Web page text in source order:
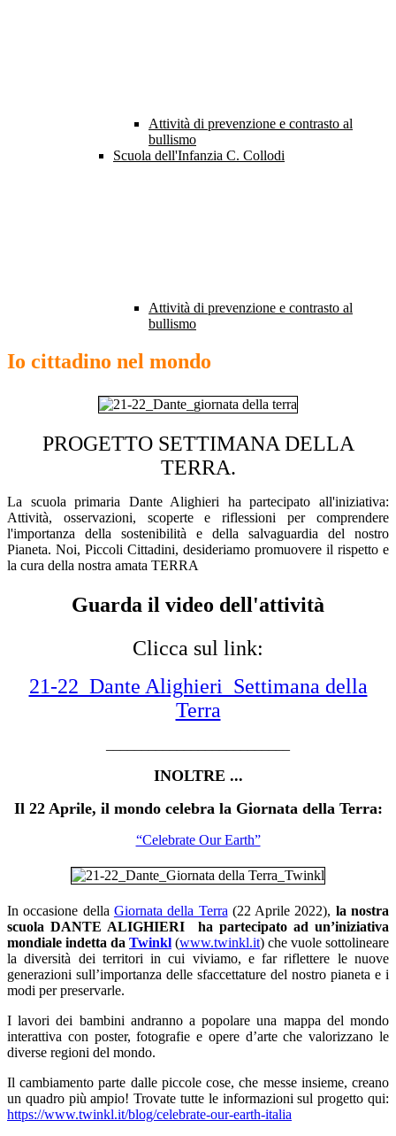
Attività di prevenzione e contrasto al
bullismo
Scuola dell'Infanzia C. Collodi
Attività di prevenzione e contrasto al
bullismo
Io cittadino nel mondo
PROGETTO SETTIMANA DELLA
TERRA.
La scuola primaria Dante Alighieri ha partecipato all'iniziativa:
Attività, osservazioni, scoperte e riflessioni per comprendere
l'importanza della sostenibilità e della salvaguardia del nostro
Pianeta. Noi, Piccoli Cittadini, desideriamo promuovere il rispetto e
la cura della nostra amata TERRA
Guarda il video dell'attività
Clicca sul link:
21-22_Dante Alighieri_Settimana della
Terra
INOLTRE ...
Il 22 Aprile, il mondo celebra la Giornata della Terra:
“Celebrate Our Earth”
In occasione della Giornata della Terra(22 Aprile 2022), la nostra
scuola DANTE ALIGHIERI ha partecipato ad un’iniziativa
mondiale indetta da Twinkl (www.twinkl.it) che vuole sottolineare
la diversità dei territori in cui viviamo, e far riflettere le nuove
generazioni sull’importanza delle sfaccettature del nostro pianeta e i
modi per preservarle.
I lavori dei bambini andranno a popolare una mappa del mondo
interattiva con poster, fotografie e opere d’arte che valorizzano le
diverse regioni del mondo.
Il cambiamento parte dalle piccole cose, che messe insieme, creano
un quadro più ampio! Trovate tutte le informazioni sul progetto qui:
https://www.twinkl.it/blog/celebrate-our-earth-italia